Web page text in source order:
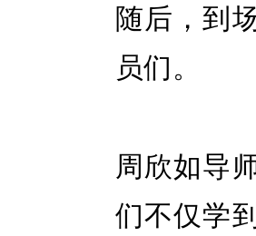
随后，到
员们。
周欣如导
们不仅学